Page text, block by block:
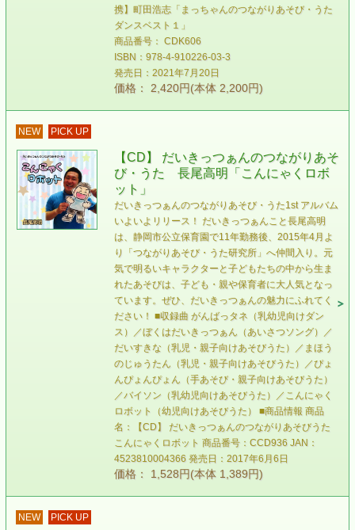
携】町田浩志「まっちゃんのつながりあそび・うた
ダンスベスト１」
商品番号： CDK606
ISBN：978-4-910226-03-3
発売日：2021年7月20日
価格： 2,420円(本体 2,200円)
NEW PICK UP
【CD】 だいきっつぁんのつながりあそ
び・うた 長尾高明「こんにゃくロボ
ット」
だいきっつぁんのつながりあそび・うた1st アルバム
いよいよリリース！ だいきっつぁんこと長尾高明
は、静岡市公立保育園で11年勤務後、2015年4月よ
り「つながりあそび・うた研究所」へ仲間入り。元
気で明るいキャラクターと子どもたちの中から生ま
れたあそびは、子ども・親や保育者に大人気となっ
ています。ぜひ、だいきっつぁんの魅力にふれてく
ださい！ ■収録曲 がんばっタネ（乳幼児向けダン
ス）／ぼくはだいきっつぁん（あいさつソング）／
だいすきな（乳児・親子向けあそびうた）／まほう
のじゅうたん（乳児・親子向けあそびうた）／ぴょ
んぴょんぴょん（手あそび・親子向けあそびうた）
／バイソン（乳幼児向けあそびうた）／こんにゃく
ロボット（幼児向けあそびうた） ■商品情報 商品
名：【CD】 だいきっつぁんのつながりあそびうた
こんにゃくロボット 商品番号：CCD936 JAN：
4523810004366 発売日：2017年6月6日
価格： 1,528円(本体 1,389円)
NEW PICK UP